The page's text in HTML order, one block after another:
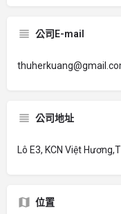
公司E-mail
公司地址
Lô E3, KCN Việt
位置